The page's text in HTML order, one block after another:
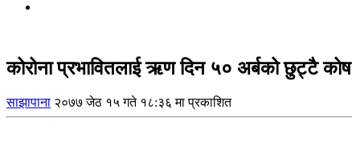
कोरोना प्रभावितलाई ऋण दिन ५० अर्बको छुट्टै कोष
साझापाना २०७७ जेठ १५ गते १८:३६ मा प्रकाशित